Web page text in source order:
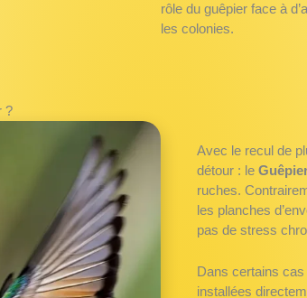
rôle du guêpier face à
les colonies.
?
Avec le recul de
détour : le
ruches.
les planches
pas de stress
Dans certains
installées